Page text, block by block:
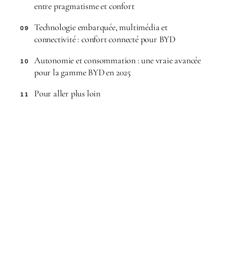
entre pragmatisme et confort
09
Technologie embarquée, multimédia et
connectivité : confort connecté pour BYD
10
Autonomie et consommation : une vraie avancée
pour la gamme BYD en 2025
11 Pour aller plus loin